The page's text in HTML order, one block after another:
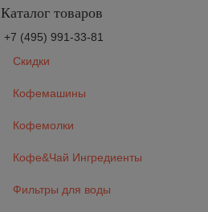
Каталог товаров
+7 (495) 991-33-81
Скидки
Кофемашины
Кофемолки
Кофе&Чай Ингредиенты
Фильтры для воды